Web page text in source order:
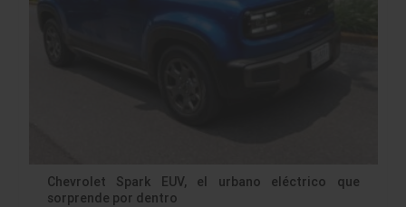
Chevrolet Spark EUV, el urbano eléctrico que
sorprende por dentro